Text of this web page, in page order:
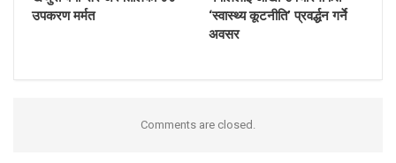
उपकरण मर्मत
‘स्वास्थ्य कूटनीति’ प्रवर्द्धन गर्ने
अवसर
Comments are closed.